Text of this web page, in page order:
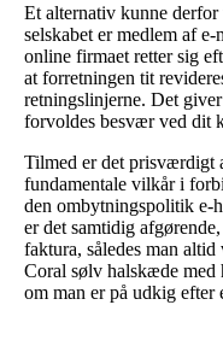
Et alternativ kunne
selskabet er medlem af
online firmaet retter sig
at forretningen tit
retningslinjerne. Det
forvoldes besvær ved dit
Tilmed er det prisværdigt
fundamentale vilkår i
den ombytningspolitik e-
er det samtidig
faktura, således man
Coral sølv halskæde
om man er på udkig efter